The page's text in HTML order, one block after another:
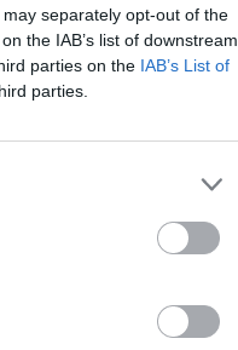
separately opt-out of the
the IAB’s list of downstream
parties on the IAB’s List of
parties.